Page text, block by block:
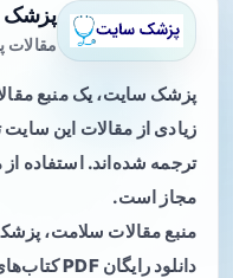
پزشک
پزشک سایت، یک منبع
زیادی از مقالات این
ترجمه شده‌اند. استفاده
مجاز است.
منبع مقالات سلامت،
دانلود رایگان PDF کتاب‌های پزشکی.